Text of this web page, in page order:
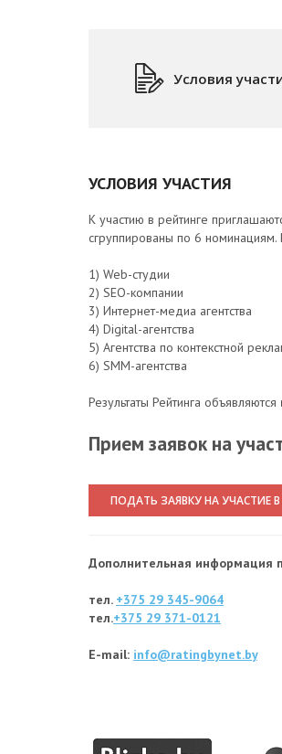
Условия
УСЛОВИЯ УЧАСТИЯ
К участию в рейтинге
сгруппированы по 6
1) Web-студии
2) SEO-компании
3) Интернет-медиа агентства
4) Digital-агентства
5) Агентства по контекстной
6) SMM-агентства
Результаты Рейтинга объявляются
Прием заявок на
ПОДАТЬ ЗАЯВКУ НА УЧАСТИЕ В
Дополнительная информация
тел. +375 29 345-9064
тел.+375 29 371-0121
E-mail: info@ratingbynet.by